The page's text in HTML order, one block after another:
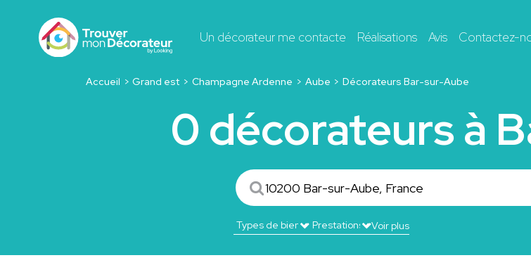
Un décorateur me contacte Réalisations Avis Contactez-
Accueil Grand est Champagne Ardenne Aube Décorateurs Bar-sur-Aube
0 décorateurs à
Voir plus